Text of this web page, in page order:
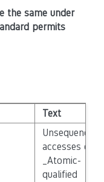
the same under
permits
Text
Unsequenced
accesses of
_Atomic-
qualified